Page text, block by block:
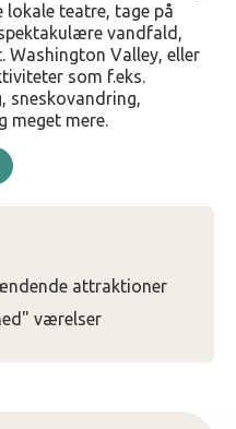
lokale teatre, tage på
vandfald,
Washington Valley, eller
som f.eks.
sneskovandring,
meget mere.
attraktioner
værelser